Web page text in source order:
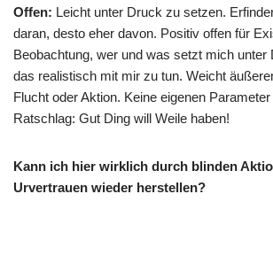
Offen: Leicht unter Druck zu setzen.
daran, desto eher davon. Positiv offen für
Beobachtung, wer und was setzt mich unter
das realistisch mit mir zu tun. Weicht
Flucht oder Aktion. Keine eigenen
Ratschlag: Gut Ding will Weile haben!
Kann ich hier wirklich durch blinden
Urvertrauen wieder herstellen?